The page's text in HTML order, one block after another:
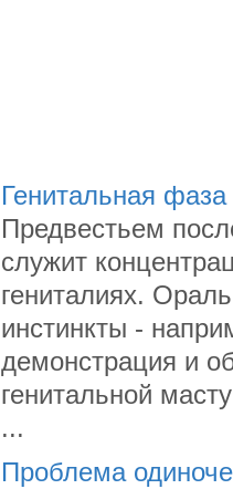
Генитальная фаза
Предвестьем
служит
гениталиях.
инстинкты -
демонстрация и
генитальной
...
Проблема